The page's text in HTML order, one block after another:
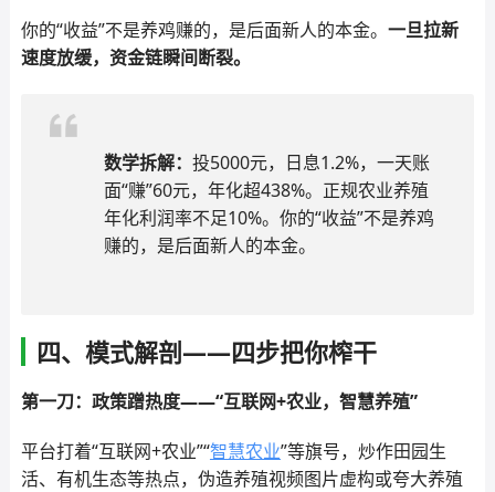
你的“收益”不是养鸡赚的，是后面新人的本金。 一旦拉新
速度放缓，资金链瞬间断裂。
数学拆解： 投5000元，日息1.2%，一天账
面“赚”60元，年化超438%。正规农业养殖
年化利润率不足10%。你的“收益”不是养鸡
赚的，是后面新人的本金。
四、模式解剖——四步把你榨干
第一刀：政策蹭热度——“互联网+农业，智慧养殖”
平台打着“互联网+农业”“智慧农业”等旗号，炒作田园生
活、有机生态等热点，伪造养殖视频图片虚构或夸大养殖